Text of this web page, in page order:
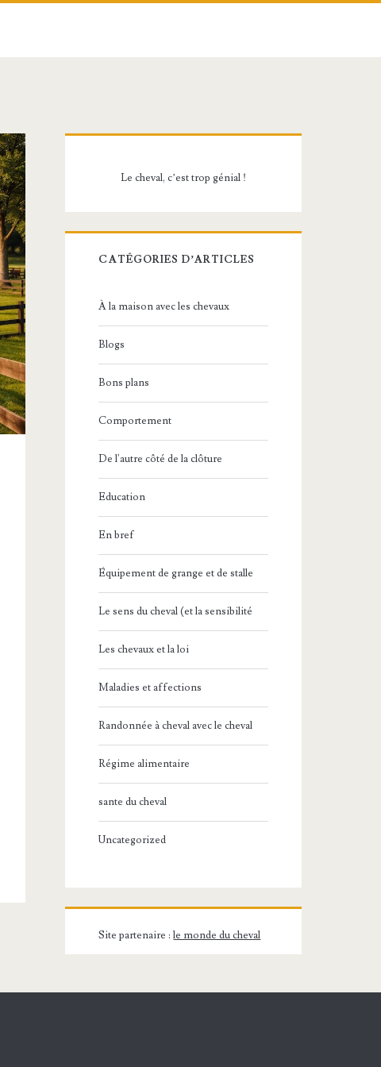
latérale
principale
Le cheval, c’est trop génial !
CATÉGORIES D’ARTICLES
À la maison avec les chevaux
Blogs
Bons plans
Comportement
De l'autre côté de la clôture
Education
En bref
Équipement de grange et de stalle
Le sens du cheval (et la sensibilité
Les chevaux et la loi
Maladies et affections
Randonnée à cheval avec le cheval
Régime alimentaire
sante du cheval
Uncategorized
Site partenaire :le monde du cheval